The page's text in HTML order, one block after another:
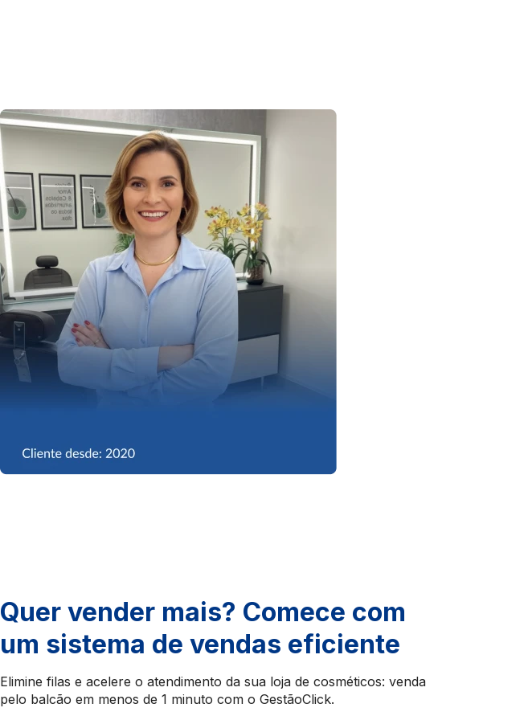
Quer vender mais? Comece com
um sistema de vendas eficiente
Elimine filas e acelere o atendimento da sua loja de cosméticos: venda
pelo balcão em menos de 1 minuto com o GestãoClick.